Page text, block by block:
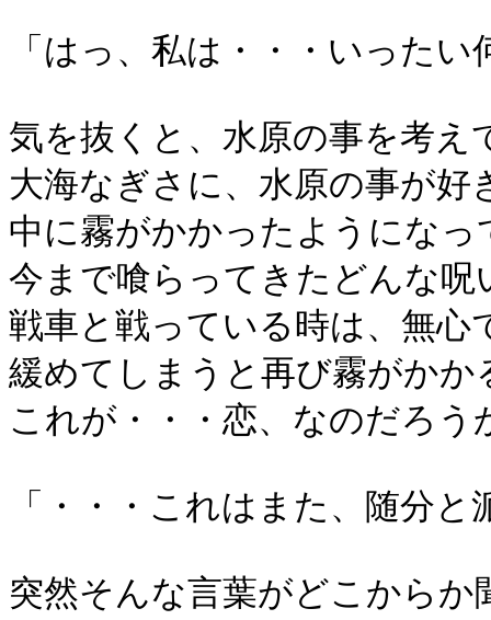
「はっ、私は・・・いったい
気を抜くと、水原の事を考え
大海なぎさに、水原の事が
中に霧がかかったようにな
今まで喰らってきたどんな
戦車と戦っている時は、無
緩めてしまうと再び霧がかか
これが・・・恋、なのだろう
「・・・これはまた、随分
突然そんな言葉がどこから